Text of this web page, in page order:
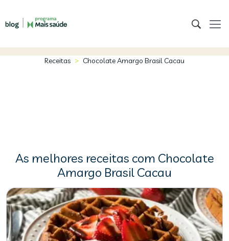
Receitas > Chocolate Amargo Brasil Cacau
As melhores receitas com Chocolate
Amargo Brasil Cacau